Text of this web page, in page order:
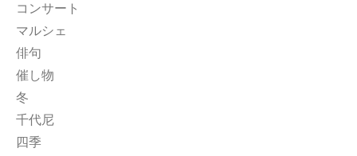
コンサート
マルシェ
俳句
催し物
冬
千代尼
四季